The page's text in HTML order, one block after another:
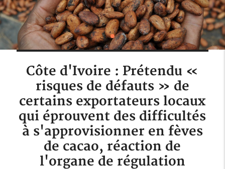
Côte d'Ivoire : Prétendu «
risques de défauts » de
certains exportateurs locaux
qui éprouvent des difficultés
à s'approvisionner en fèves
de cacao, réaction de
l'organe de régulation